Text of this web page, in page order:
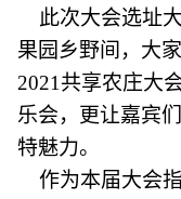
此次大会选址
果园乡野间，大
2021共享农庄大
乐会，更让嘉宾
特魅力。
作为本届大会